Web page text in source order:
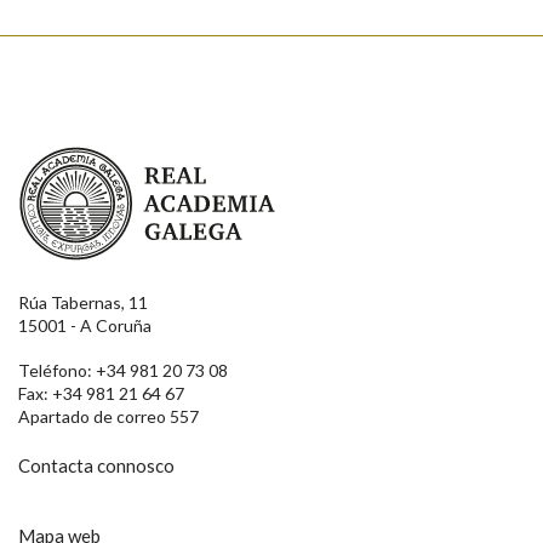
Real Academia Galega
Rúa Tabernas, 11
15001 - A Coruña
Teléfono: +34 981 20 73 08
Fax: +34 981 21 64 67
Apartado de correo 557
Contacta connosco
Mapa web